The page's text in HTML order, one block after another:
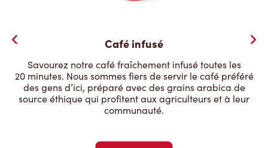
Café infusé
Savourez notre café fraîchement infusé toutes les
20 minutes. Nous sommes fiers de servir le café préféré
des gens d’ici, préparé avec des grains arabica de
source éthique qui profitent aux agriculteurs et à leur
communauté.